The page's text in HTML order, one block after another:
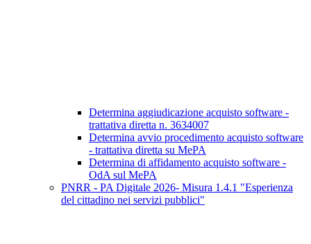
Determina aggiudicazione acquisto software -
trattativa diretta n. 3634007
Determina avvio procedimento acquisto software
- trattativa diretta su MePA
Determina di affidamento acquisto software -
OdA sul MePA
PNRR - PA Digitale 2026- Misura 1.4.1 "Esperienza
del cittadino nei servizi pubblici"